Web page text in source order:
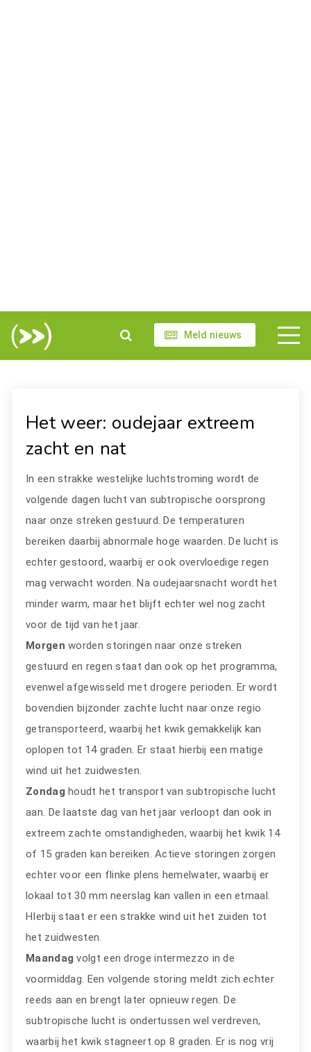
Meld nieuws
Het weer: oudejaar extreem
zacht en nat
In een strakke westelijke luchtstroming wordt de
volgende dagen lucht van subtropische oorsprong
naar onze streken gestuurd. De temperaturen
bereiken daarbij abnormale hoge waarden. De lucht is
echter gestoord, waarbij er ook overvloedige regen
mag verwacht worden. Na oudejaarsnacht wordt het
minder warm, maar het blijft echter wel nog zacht
voor de tijd van het jaar.
Morgenworden storingen naar onze streken
gestuurd en regen staat dan ook op het programma,
evenwel afgewisseld met drogere perioden. Er wordt
bovendien bijzonder zachte lucht naar onze regio
getransporteerd, waarbij het kwik gemakkelijk kan
oplopen tot 14 graden. Er staat hierbij een matige
wind uit het zuidwesten.
Zondaghoudt het transport van subtropische lucht
aan. De laatste dag van het jaar verloopt dan ook in
extreem zachte omstandigheden, waarbij het kwik 14
of 15 graden kan bereiken. Actieve storingen zorgen
echter voor een flinke plens hemelwater, waarbij er
lokaal tot 30 mm neerslag kan vallen in een etmaal.
HIerbij staat er een strakke wind uit het zuiden tot
het zuidwesten.
Maandagvolgt een droge intermezzo in de
voormiddag. Een volgende storing meldt zich echter
reeds aan en brengt later opnieuw regen. De
subtropische lucht is ondertussen wel verdreven,
waarbij het kwik stagneert op 8 graden. Er is nog vrij